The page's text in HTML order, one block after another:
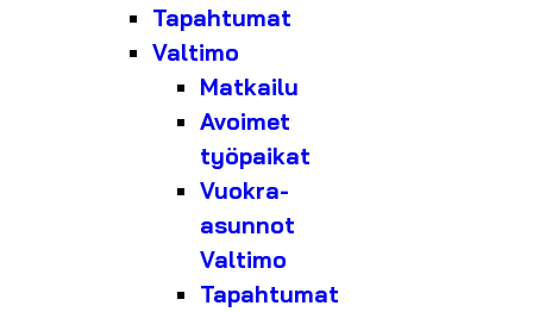
Tapahtumat
Valtimo
Matkailu
Avoimet
työpaikat
Vuokra-
asunnot
Valtimo
Tapahtumat